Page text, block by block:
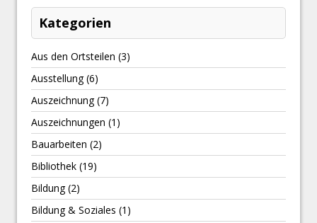
Kategorien
Aus den Ortsteilen (3)
Ausstellung(6)
Auszeichnung(7)
Auszeichnungen (1)
Bauarbeiten (2)
Bibliothek (19)
Bildung(2)
Bildung & Soziales (1)